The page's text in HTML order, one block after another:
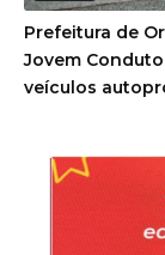
Prefeitura de
Jovem
veículos